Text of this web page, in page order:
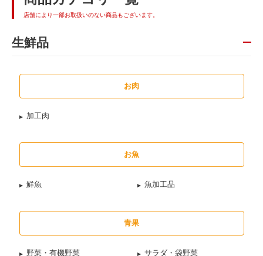
店舗により一部お取扱いのない商品もございます。
生鮮品
お肉
加工肉
お魚
鮮魚 魚加工品
青果
野菜・有機野菜
サラダ・袋野菜